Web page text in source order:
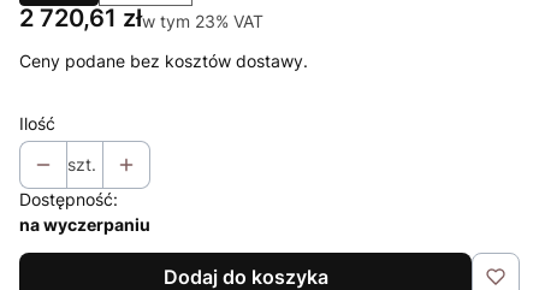
Cena
2 720,61 złw tym 23% VAT
w tym 23% VAT
Ceny podane bez kosztów dostawy.
Ilość
szt.
Dostępność:
na wyczerpaniu
Dodaj do koszyka